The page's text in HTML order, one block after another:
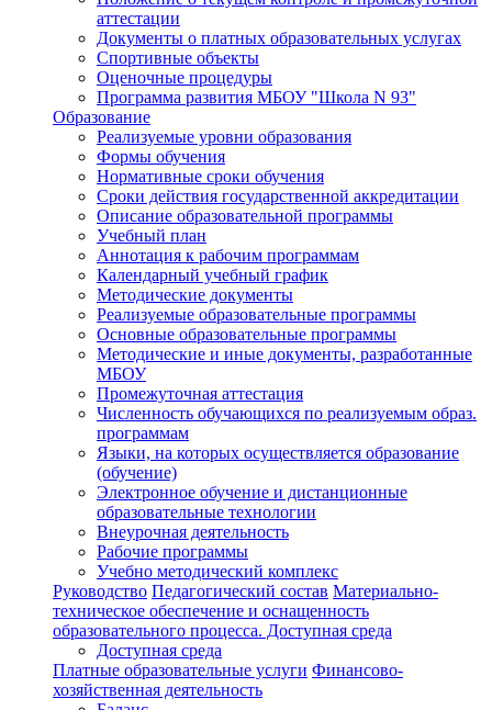
аттестации
Документы о платных образовательных услугах
Спортивные объекты
Оценочные процедуры
Программа развития МБОУ "Школа N 93"
Образование
Реализуемые уровни образования
Формы обучения
Нормативные сроки обучения
Сроки действия государственной аккредитации
Описание образовательной программы
Учебный план
Аннотация к рабочим программам
Календарный учебный график
Методические документы
Реализуемые образовательные программы
Основные образовательные программы
Методические и иные документы, разработанные
МБОУ
Промежуточная аттестация
Численность обучающихся по реализуемым образ.
программам
Языки, на которых осуществляется образование
(обучение)
Электронное обучение и дистанционные
образовательные технологии
Внеурочная деятельность
Рабочие программы
Учебно методический комплекс
Руководство Педагогический состав Материально-
техническое обеспечение и оснащенность
образовательного процесса. Доступная среда
Доступная среда
Платные образовательные услуги Финансово-
хозяйственная деятельность